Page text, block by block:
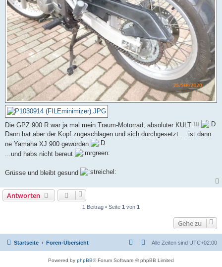
Die GPZ 900 R war ja mal mein Traum-Motorrad, absoluter KULT !!!
Dann hat aber der Kopf zugeschlagen und sich durchgesetzt ... ist dann
ne Yamaha XJ 900 geworden
...und habs nicht bereut
Grüsse und bleibt gesund
Antworten
1 Beitrag • Seite 1 von 1
Gehe zu
Startseite Foren-Übersicht Alle Zeiten sind UTC+02:00
Powered by phpBB® Forum Software © phpBB Limited